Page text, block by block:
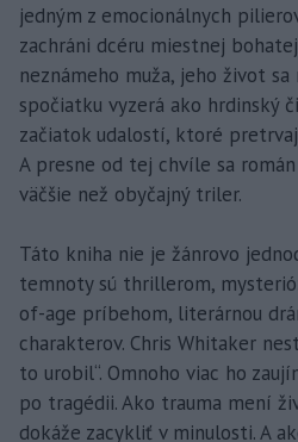
jedným z emocionálnych
zachráni dcéru miestnej
neznámeho muža, jeho život sa
spočiatku vyzerá ako hrdinský
začiatok udalostí, ktoré
A presne od tej chvíle sa
väčšie než obyčajný triler.
Táto kniha nie je žánrovo
temnoty sú thrillerom,
of-age príbehom, literárnou
charakterov. Chris Whitaker
to urobil“. Omnoho viac ho
po tragédii. Ako trauma mení
dokáže zacykliť v minulosti. A